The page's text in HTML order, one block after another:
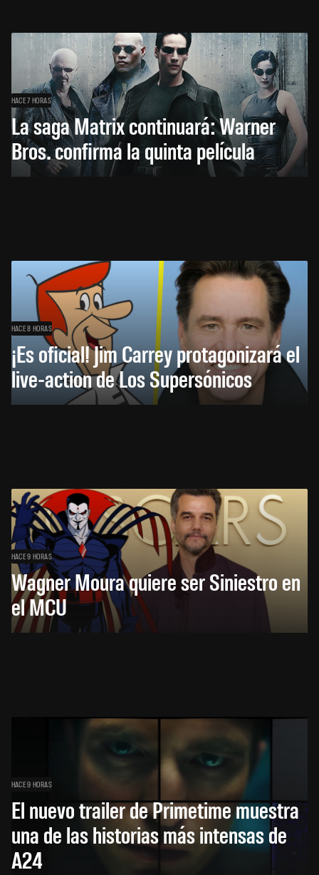
HACE 7 HORAS
La saga Matrix continuará: Warner
Bros. confirma la quinta película
HACE 8 HORAS
¡Es oficial! Jim Carrey protagonizará el
live-action de Los Supersónicos
HACE 9 HORAS
Wagner Moura quiere ser Siniestro en
el MCU
HACE 9 HORAS
El nuevo trailer de Primetime muestra
una de las historias más intensas de
A24